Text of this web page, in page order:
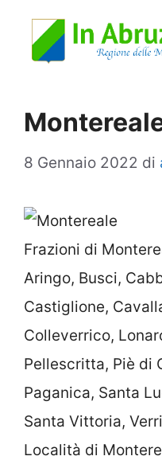
8 Gennaio 2022 di
Frazioni di
Aringo, Busci,
Castiglione,
Colleverrico,
Pellescritta, Piè di
Paganica, Santa
Santa Vittoria,
Località di